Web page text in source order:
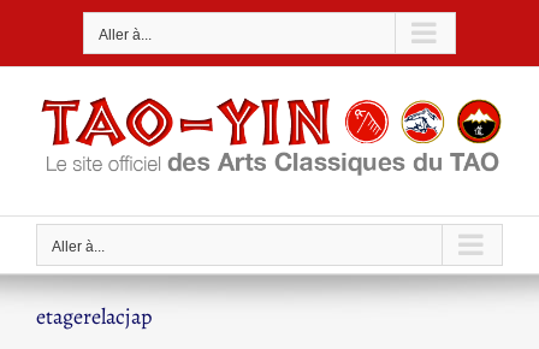
Aller à...
Aller à...
etagerelacjap